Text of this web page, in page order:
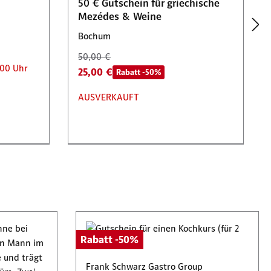
Uhr
50 € Gutschein für griechische
Mezédes & Weine
Bochum
50,00 €
25,00 € Rabatt -50%
AUSVERKAUFT
Bochumer Festival UG
Tickets für den Kinosommer 2026
Rabatt -50%
Frank Schwarz Gastro Group